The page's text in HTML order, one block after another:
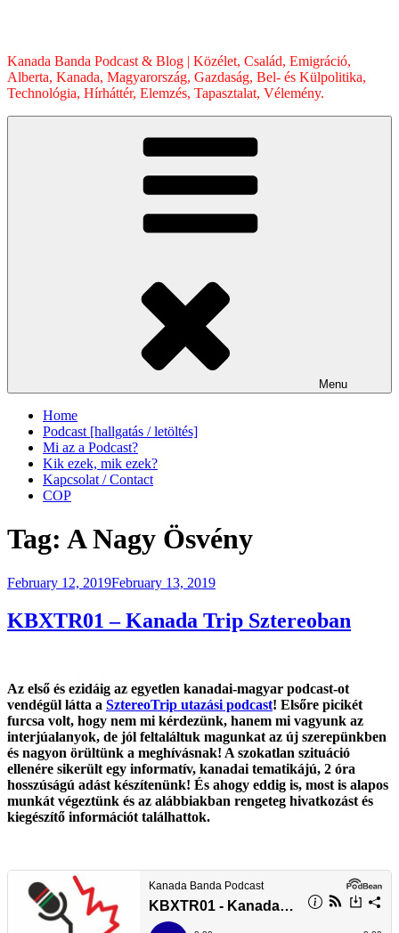
Kanada Banda Podcast & Blog | Közélet, Család, Emigráció,
Alberta, Kanada, Magyarország, Gazdaság, Bel- és Külpolitika,
Technológia, Hírháttér, Elemzés, Tapasztalat, Vélemény.
Menu
Home
Podcast [hallgatás / letöltés]
Mi az a Podcast?
Kik ezek, mik ezek?
Kapcsolat / Contact
COP
Tag: A Nagy Ösvény
Posted
February 12, 2019February 13, 2019
KBXTR01 – Kanada Trip Sztereoban
Az első és ezidáig az egyetlen kanadai-magyar podcast-ot
vendégül látta a SztereoTrip utazási podcast! Elsőre picikét
furcsa volt, hogy nem mi kérdezünk, hanem mi vagyunk az
interjúalanyok, de jól feltaláltuk magunkat az új szerepünkben
és nagyon örültünk a meghívásnak! A szokatlan szituáció
ellenére sikerült egy informatív, kanadai tematikájú, 2 óra
hosszúságú adást készítenünk! És ahogy eddig is, most is alapos
munkát végeztünk és az alábbiakban rengeteg hivatkozást és
kiegészítő információt találhattok.